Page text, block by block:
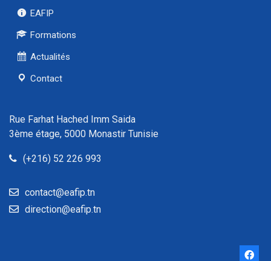
EAFIP
Formations
Actualités
Contact
Rue Farhat Hached Imm Saida
3ème étage, 5000 Monastir Tunisie
(+216) 52 226 993
contact@eafip.tn
direction@eafip.tn